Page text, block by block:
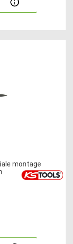
montage